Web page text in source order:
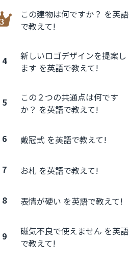
この建物は何ですか？ を英語
で教えて!
4
新しいロゴデザインを提案し
ます を英語で教えて!
5
この２つの共通点は何です
か？ を英語で教えて!
6 戴冠式 を英語で教えて!
7 お札 を英語で教えて!
8 表情が硬い を英語で教えて!
9
磁気不良で使えません を英語
で教えて!